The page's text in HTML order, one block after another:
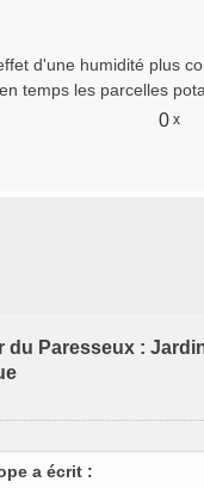
d'une humidité plus
temps les parcelles
0 x
du Paresseux :
a écrit :